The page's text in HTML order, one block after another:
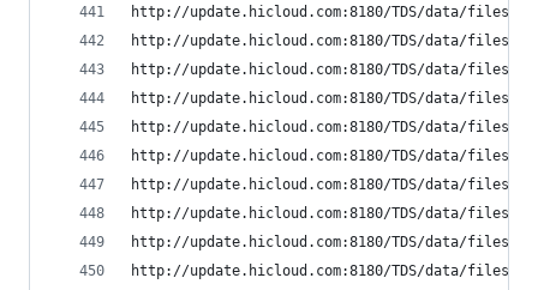
http://update.hicloud.com:8180/TDS/data/files/
http://update.hicloud.com:8180/TDS/data/files/
http://update.hicloud.com:8180/TDS/data/files/p9/
http://update.hicloud.com:8180/TDS/data/files/p9/
http://update.hicloud.com:8180/TDS/data/files/p9/
http://update.hicloud.com:8180/TDS/data/files/p9/
http://update.hicloud.com:8180/TDS/data/files/p9/
http://update.hicloud.com:8180/TDS/data/files/p9/
http://update.hicloud.com:8180/TDS/data/files/p9/
http://update.hicloud.com:8180/TDS/data/files/